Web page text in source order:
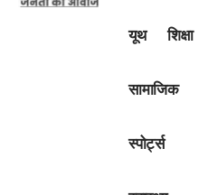
यूथ शिक्षा
सामाजिक
स्पोर्ट्स